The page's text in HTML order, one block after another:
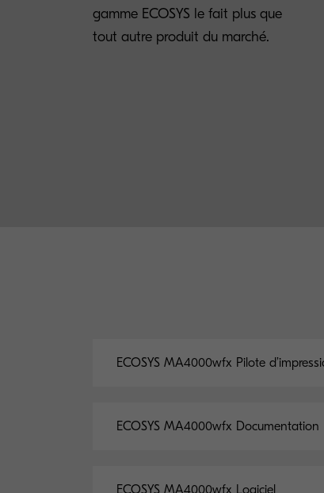
gamme ECOSYS le fait plus que
tout autre produit du marché.
ECOSYS MA4000wfx Pilote
ECOSYS MA4000wfx Documentation
ECOSYS MA4000wfx Logiciel